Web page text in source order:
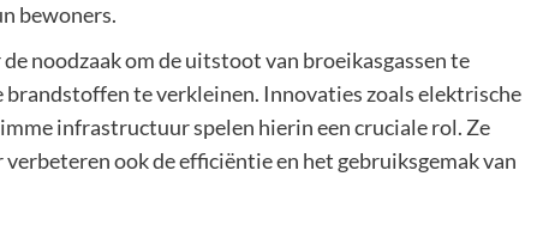
bewoners.
noodzaak om de uitstoot van broeikasgassen te
te verkleinen. Innovaties zoals elektrische
infrastructuur spelen hierin een cruciale rol. Ze
ook de efficiëntie en het gebruiksgemak van